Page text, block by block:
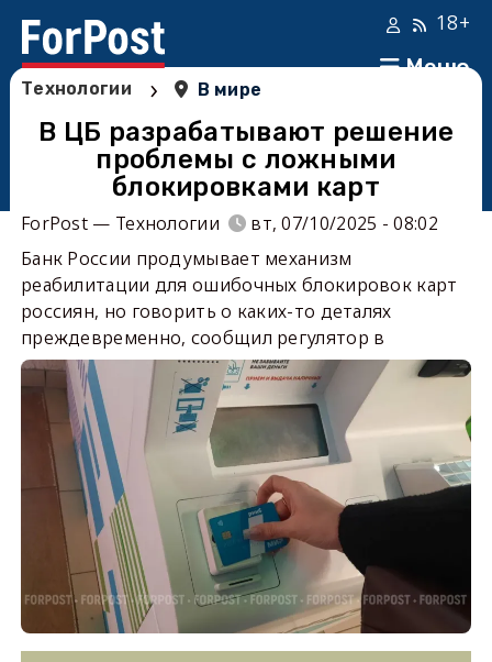
Меню
18+
Технологии › В мире
В ЦБ разрабатывают решение
проблемы с ложными
блокировками карт
ForPost — Технологии
вт, 07/10/2025 - 08:02
Банк России продумывает механизм
реабилитации для ошибочных блокировок карт
россиян, но говорить о каких-то деталях
преждевременно, сообщил регулятор в